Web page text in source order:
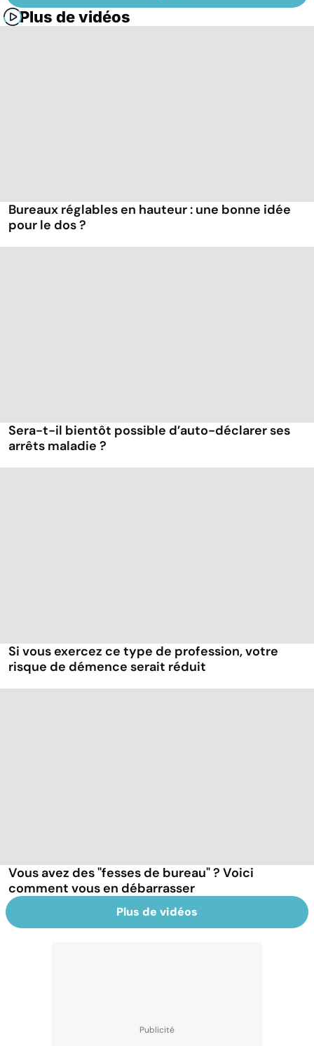
Plus de vidéos
Bureaux réglables en hauteur : une bonne idée
pour le dos ?
Sera-t-il bientôt possible d’auto-déclarer ses
arrêts maladie ?
Si vous exercez ce type de profession, votre
risque de démence serait réduit
Vous avez des "fesses de bureau" ? Voici
comment vous en débarrasser
Plus de vidéos